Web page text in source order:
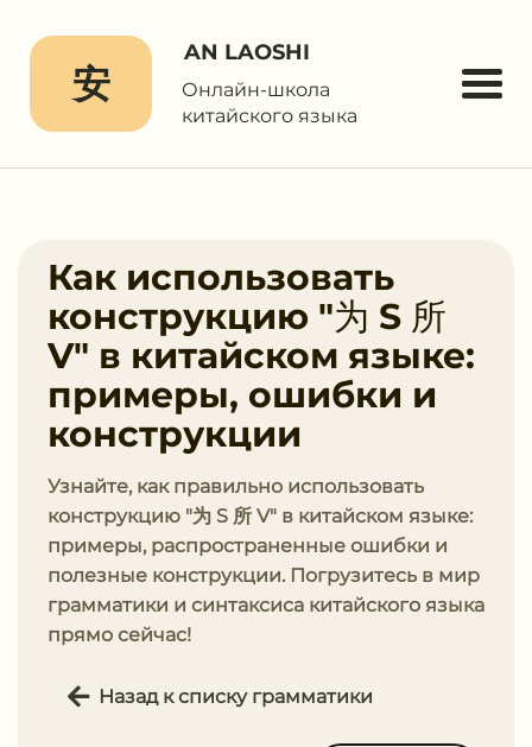
安
AN LAOSHI
Онлайн-школа
китайского языка
Как использовать
конструкцию "为 S 所
V" в китайском языке:
примеры, ошибки и
конструкции
Узнайте, как правильно использовать
конструкцию "为 S 所 V" в китайском языке:
примеры, распространенные ошибки и
полезные конструкции. Погрузитесь в мир
грамматики и синтаксиса китайского языка
прямо сейчас!
Назад к списку грамматики